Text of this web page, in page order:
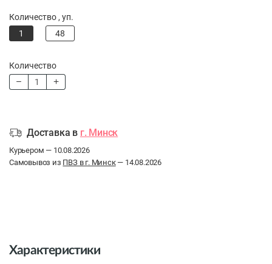
Количество , уп.
1
48
Количество
Доставка в г. Минск
Курьером — 10.08.2026
Самовывоз из ПВЗ в г. Минск— 14.08.2026
Характеристики